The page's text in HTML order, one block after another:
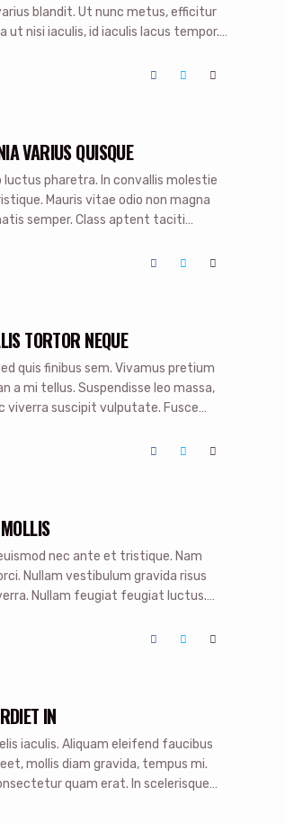
blandit. Ut nunc metus, efficitur
ut nisi iaculis, id iaculis lacus tempor.
VARIUS QUISQUE
pharetra. In convallis molestie
Mauris vitae odio non magna
semper. Class aptent taciti
TORTOR NEQUE
quis finibus sem. Vivamus pretium
a mi tellus. Suspendisse leo massa,
suscipit vulputate. Fusce
nec ante et tristique. Nam
Nullam vestibulum gravida risus
Nullam feugiat feugiat luctus.
IN
iaculis. Aliquam eleifend faucibus
mollis diam gravida, tempus mi.
quam erat. In scelerisque